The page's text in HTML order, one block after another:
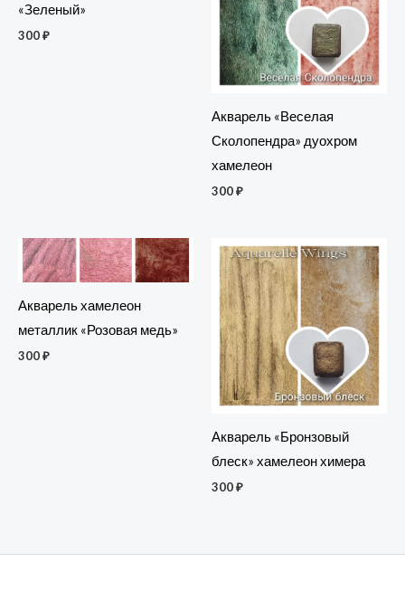
«Зеленый»
300₽
Акварель «Веселая
Сколопендра» дуохром
хамелеон
300₽
Акварель хамелеон
металлик «Розовая медь»
300₽
Акварель «Бронзовый
блеск» хамелеон химера
300₽